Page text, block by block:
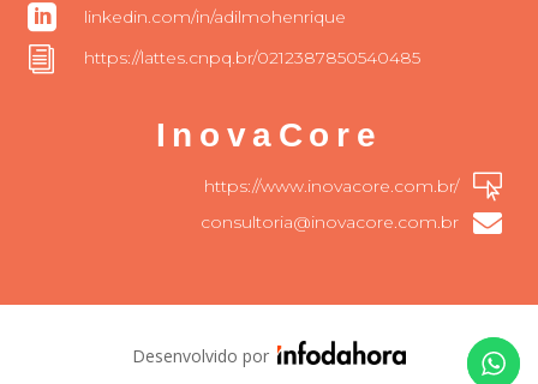
 linkedin.com/in/adilmohenrique
i https://lattes.cnpq.br/0212387850540485
InovaCore

https://www.inovacore.com.br/

consultoria@inovacore.com.br
Desenvolvido por